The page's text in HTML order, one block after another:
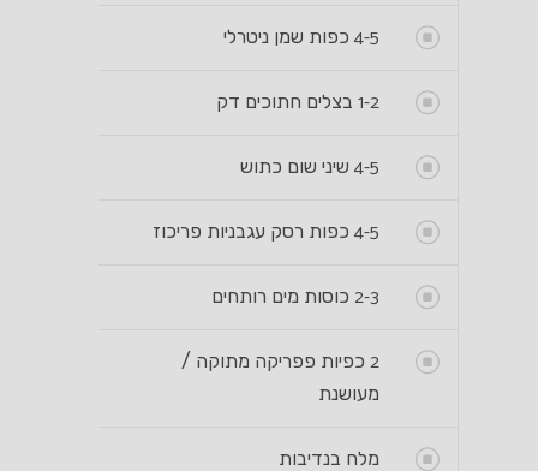
4-5 כפות שמן ניטרלי
1-2 בצלים חתוכים דק
4-5 שיני שום כתוש
4-5 כפות רסק עגבניות פריכוז
2-3 כוסות מים רותחים
2 כפיות פפריקה מתוקה /
מעושנת
מלח בנדיבות